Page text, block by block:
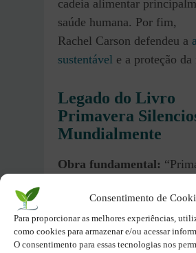
Consentimento de
Para proporcionar as melhores experiências,
como cookies para armazenar e/ou acessar
O consentimento para essas tecnologias nos
cadeia alimentar
saúde humana. Por fim,
Rachel Carson defendeu a
sustentável e a proteção da
Legado do Livro
Primavera
Mundialmente
Obra fundamental:
livros mais importantes do
Inspiração para as